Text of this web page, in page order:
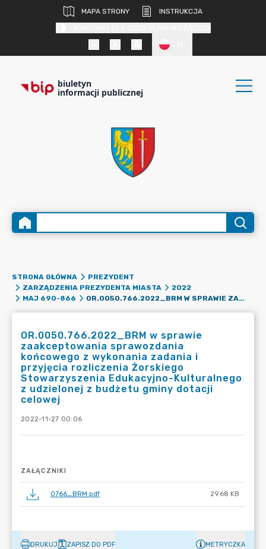
MAPA STRONY
INSTRUKCJA
biuletyn
informacji publicznej
STRONA GŁÓWNA
PREZYDENT
ZARZĄDZENIA PREZYDENTA MIASTA
2022
MAJ 690-866
OR.0050.766.2022_BRM W SPRAWIE ZAAKCEPTOWANIA SPRAWOZDANIA KOŃCOWEGO Z WYKONANIA ZADANIA I PRZYJĘCIA ROZLICZENIA ŻORSKIEGO STOWARZYSZENIA EDUKACYJNO-KULTURALNEGO Z UDZIELONEJ Z BUDŻETU GMINY DOTACJI CELOWEJ
OR.0050.766.2022_BRM w sprawie
zaakceptowania sprawozdania
końcowego z wykonania zadania i
przyjęcia rozliczenia Żorskiego
Stowarzyszenia Edukacyjno-Kulturalnego
z udzielonej z budżetu gminy dotacji
celowej
2022-11-27 00:06
ZAŁĄCZNIKI
0766_BRM.pdf 29.68 KB
DRUKUJ ZAPISZ DO PDF METRYCZKA